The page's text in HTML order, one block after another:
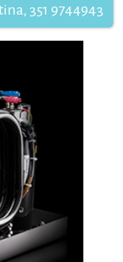
351 9744943